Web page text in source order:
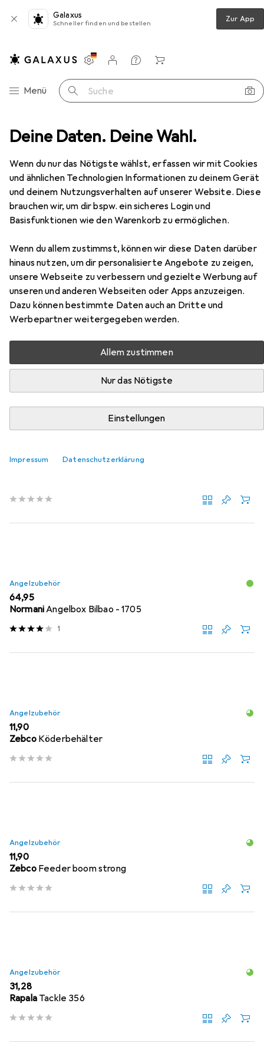
Deine Daten. Deine Wahl.
Wenn du nur das Nötigste wählst, erfassen wir mit Cookies
und ähnlichen Technologien Informationen zu deinem Gerät
und deinem Nutzungsverhalten auf unserer Website. Diese
brauchen wir, um dir bspw. ein sicheres Login und
Basisfunktionen wie den Warenkorb zu ermöglichen.
Wenn du allem zustimmst, können wir diese Daten darüber
hinaus nutzen, um dir personalisierte Angebote zu zeigen,
unsere Webseite zu verbessern und gezielte Werbung auf
unseren und anderen Webseiten oder Apps anzuzeigen.
Dazu können bestimmte Daten auch an Dritte und
Werbepartner weitergegeben werden.
Allem zustimmen
Nur das Nötigste
Einstellungen
Impressum Datenschutzerklärung
Galaxus
Schneller finden und bestellen Zur App
Navigation nach Kategorien
Menü Suche
Einstellungen
Kundenkonto
Vergleichslisten
Merklisten
Warenkorb
Abu Garcia Svartzonker McPrey Realistic Kit
EUR
20,36
Abu Garcia
Svartzonker McPrey
Realistic Kit
12 cm
Zubehör für Abu Garcia
Svartzonker McPrey Realistic Kit
Garcia Svartzonker McPrey Realistic Kit aus der
Kategorie Angelzubehör.
Angelzubehör
EUR
64,95
NormaniAngelbox Bilbao - 1705
1
Angelzubehör
EUR
11,90
Zebco Köderbehälter
Angelzubehör
EUR
11,90
Zebco Feeder boom strong
Angelzubehör
EUR
31,28
Rapala Tackle 356